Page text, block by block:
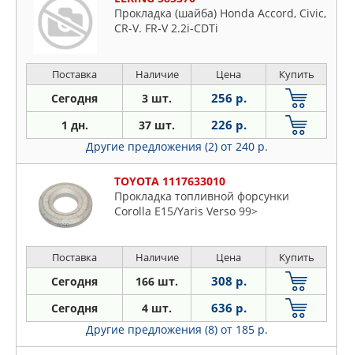
Прокладка (шайба) Honda Accord, Civic,
CR-V. FR-V 2.2i-CDTi
Поставка Наличие Цена Купить
Сегодня 3 шт. 256 р.
1 дн. 37 шт. 226 р.
Другие предложения (2) от 240 р.
TOYOTA 1117633010
Прокладка топливной форсунки
Corolla E15/Yaris Verso 99>
Поставка Наличие Цена Купить
Сегодня 166 шт. 308 р.
Сегодня 4 шт. 636 р.
Другие предложения (8) от 185 р.